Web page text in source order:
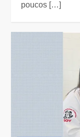
poucos […]